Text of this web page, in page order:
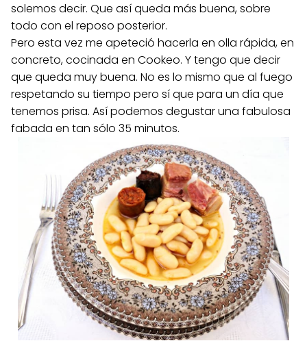
solemos decir. Que así queda más buena, sobre
todo con el reposo posterior.
Pero esta vez me apeteció hacerla en olla rápida, en
concreto, cocinada en Cookeo. Y tengo que decir
que queda muy buena. No es lo mismo que al fuego
respetando su tiempo pero sí que para un día que
tenemos prisa. Así podemos degustar una fabulosa
fabada en tan sólo 35 minutos.